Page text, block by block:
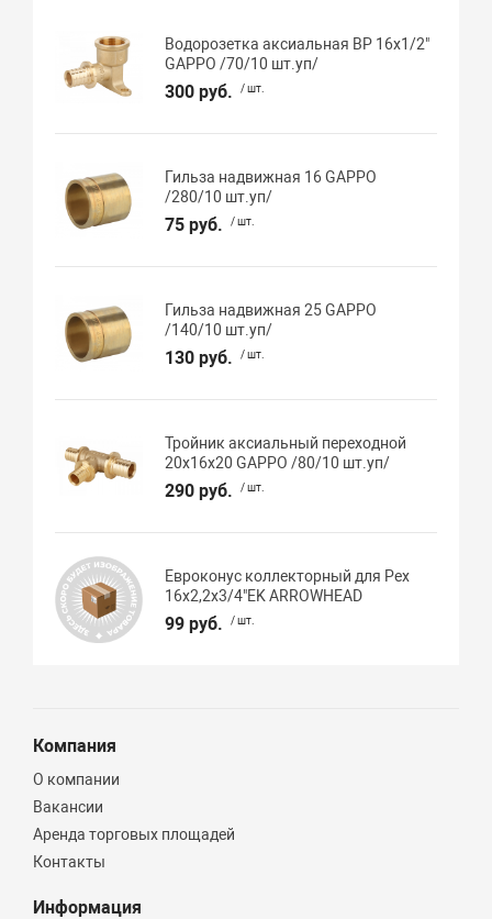
Водорозетка аксиальная ВР 16х1/2"
GAPPO /70/10 шт.уп/
300 руб. / шт.
Гильза надвижная 16 GAPPO
/280/10 шт.уп/
75 руб. / шт.
Гильза надвижная 25 GAPPO
/140/10 шт.уп/
130 руб. / шт.
Тройник аксиальный переходной
20х16х20 GAPPO /80/10 шт.уп/
290 руб. / шт.
Евроконус коллекторный для Pex
16х2,2х3/4"EK ARROWHEAD
99 руб. / шт.
Компания
О компании
Вакансии
Аренда торговых площадей
Контакты
Информация